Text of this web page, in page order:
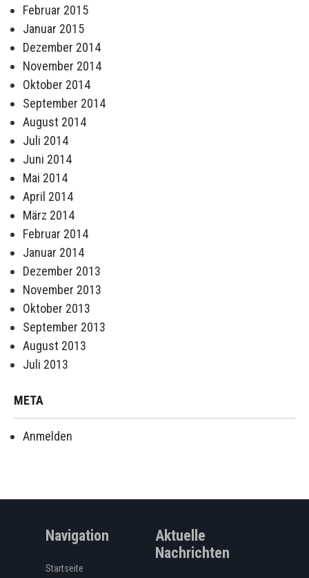
Februar 2015
Januar 2015
Dezember 2014
November 2014
Oktober 2014
September 2014
August 2014
Juli 2014
Juni 2014
Mai 2014
April 2014
März 2014
Februar 2014
Januar 2014
Dezember 2013
November 2013
Oktober 2013
September 2013
August 2013
Juli 2013
META
Anmelden
Navigation
Startseite
Aktuelle
Nachrichten